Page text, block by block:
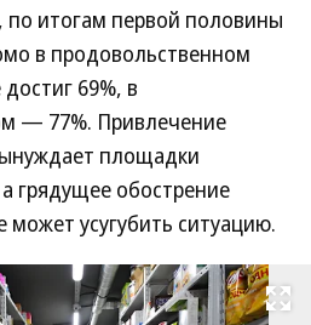
итогам первой половины
в продовольственном
69%, в
— 77%. Привлечение
площадки
грядущее обострение
может усугубить ситуацию.
Развернуть